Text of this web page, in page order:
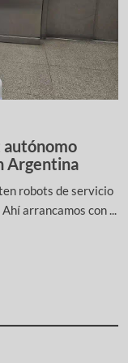
autónomo
Argentina
robots de servicio
arrancamos con ...